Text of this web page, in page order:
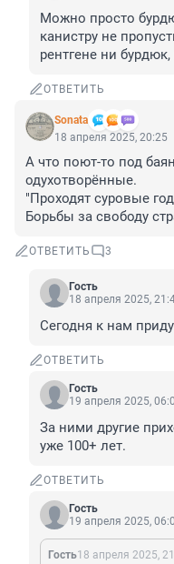
Можно просто
канистру не
рентгене ни
ОТВЕТИТЬ
Sonata
18 апреля 2025, 20:25
А что поют-то под
одухотворённые.
"Проходят суровые
Борьбы за свободу
ОТВЕТИТЬ 3
Гость
18 апреля 2025,
Сегодня к нам
ОТВЕТИТЬ
Гость
19 апреля 2025,
За ними другие
уже 100+ лет.
ОТВЕТИТЬ
Гость
19 апреля 2025,
Гость18 апреля 2025,